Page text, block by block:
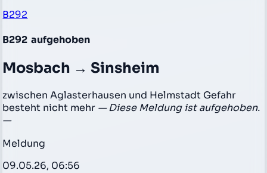
B292
B292 aufgehoben
Mosbach → Sinsheim
zwischen Aglasterhausen und Helmstadt Gefahr
besteht nicht mehr — Diese Meldung ist aufgehoben.
—
Meldung
09.05.26, 06:56